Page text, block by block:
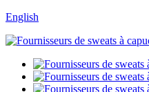
English